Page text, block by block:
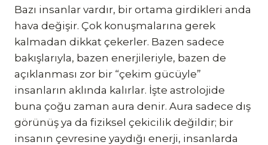
Bazı insanlar vardır, bir ortama girdikleri anda
hava değişir. Çok konuşmalarına gerek
kalmadan dikkat çekerler. Bazen sadece
bakışlarıyla, bazen enerjileriyle, bazen de
açıklanması zor bir “çekim gücüyle”
insanların aklında kalırlar. İşte astrolojide
buna çoğu zaman aura denir. Aura sadece dış
görünüş ya da fiziksel çekicilik değildir; bir
insanın çevresine yaydığı enerji, insanlarda